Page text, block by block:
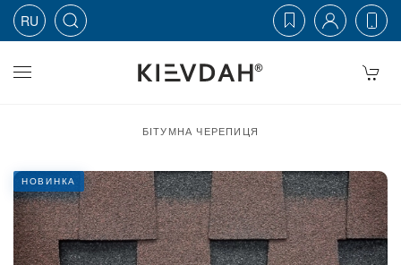
Skip to main content
RU
БІТУМНА ЧЕРЕПИЦЯ
НОВИНКА